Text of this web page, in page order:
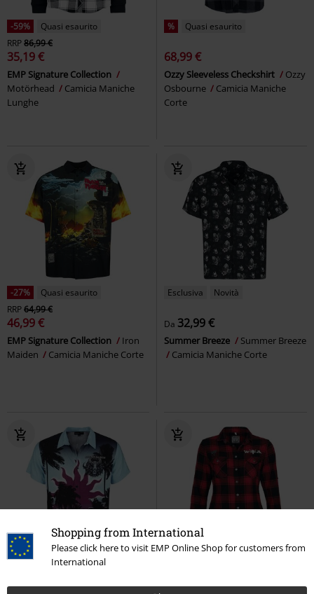
Shopping from International
Please click here to visit EMP Online Shop for customers from
International
-59%
Quasi esaurito
RRP86,99 €
35,19 €
EMP Signature Collection
Motörhead
Camicia Maniche
Lunghe
% Quasi esaurito
68,99 €
Ozzy Sleeveless Checkshirt
Ozzy
Osbourne
Camicia Maniche
Corte
-27%
Quasi esaurito
RRP64,99 €
46,99 €
EMP Signature Collection
Iron
Maiden
Camicia Maniche Corte
Esclusiva Novità
Da 32,99 €
Summer Breeze
Summer Breeze
Camicia Maniche Corte
Esclusiva Novità
Da32,99 € 59,99 €